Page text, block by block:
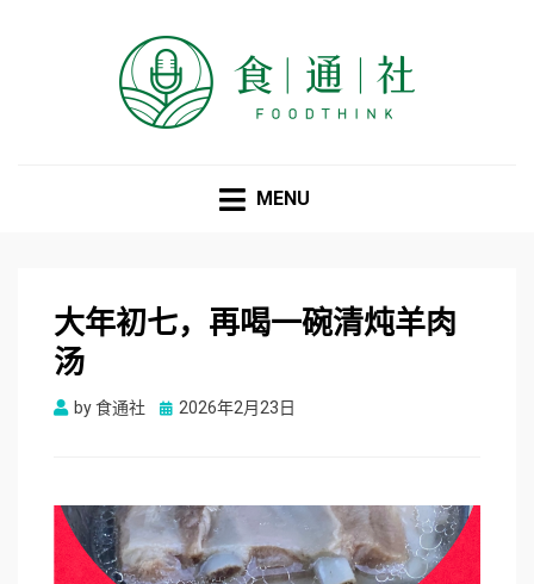
MENU
大年初七，再喝一碗清炖羊肉
汤
by食通社
Posted
2026年2月23日